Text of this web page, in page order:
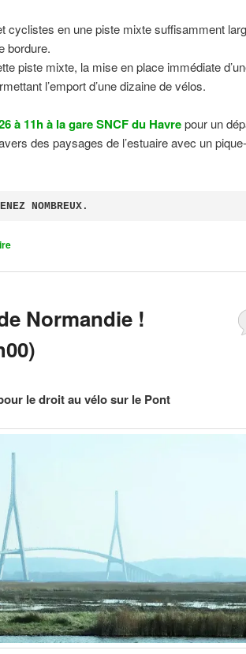
cyclistes en une piste mixte suffisamment
bordure.
piste mixte, la mise en place immédiate
l’emport d’une dizaine de vélos.
à 11h à la gare SNCF du Havrepour un
des paysages de l’estuaire avec un pique-
NOMBREUX.
Normandie !
le droit au vélo sur le Pont